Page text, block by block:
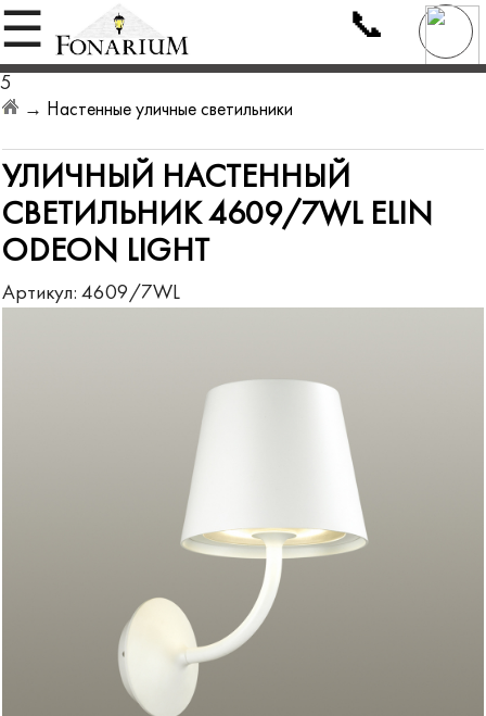
☰ 📞
5
→ Настенные уличные светильники
УЛИЧНЫЙ НАСТЕННЫЙ
СВЕТИЛЬНИК 4609/7WL ELIN
ODEON LIGHT
Артикул:4609/7WL